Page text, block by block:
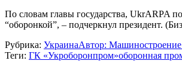
По словам главы государства, UkrARPA
“оборонкой”, – подчеркнул президент.
Рубрика: УкраинаАвтор:
Теги: ГК «Укроборонпром»оборонная